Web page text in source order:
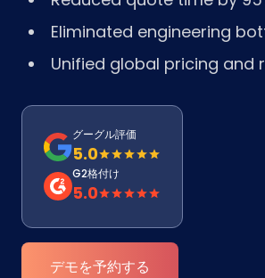
Eliminated engineering
Unified global pricing and
グーグル評価
5.0
G2格付け
5.0
デモを予約する